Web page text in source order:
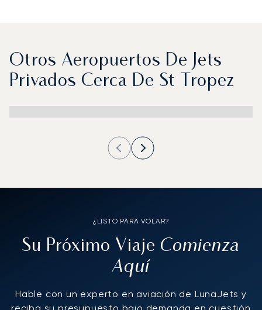
Otros Aeropuertos De Jets
Privados Cerca De St Tropez
¿LISTO PARA VOLAR?
Su Próximo Viaje Comienza
Aquí
Hable con un experto en aviación de LunaJets y